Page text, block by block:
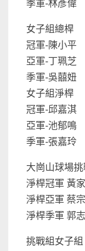
季軍-林彥偉
女子組總桿
冠軍-陳小平
亞軍-丁珮芝
季軍-吳囍妞
女子組淨桿
冠軍-邱嘉淇
亞軍-池郁鳴
季軍-張嘉玲
大崗山球場
淨桿冠軍 黃
淨桿亞軍 蔡
淨桿季軍 郭
挑戰組女子組